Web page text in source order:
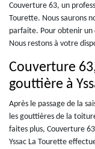
Couverture 63, un
Tourette. Nous saurons
parfaite. Pour obtenir un
Nous restons à votre
Couverture
gouttière à
Après le passage de la
les gouttières de la
faites plus, Couverture
Yssac La Tourette